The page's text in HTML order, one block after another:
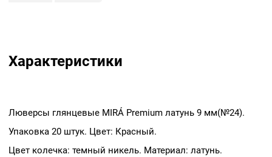
Характеристики
Люверсы глянцевые MIRÁ Premium латунь 9 мм(№24).
Упаковка 20 штук. Цвет: Красный.
Цвет колечка: темный никель. Материал: латунь.